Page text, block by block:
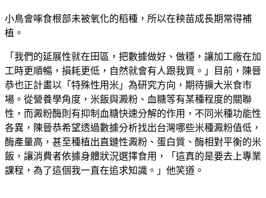
小鳥會啄食根部未被氧化的稻種，所以在秧苗成長期常得補
植。
「我們的延展性就在田區，把數據做好、做穩，讓加工廠在加
工時更順暢，損耗更低，自然就會有人跟我買。」目前，陳晉
恭也正計畫以「特殊性用米」為研究方向，期待擴大米食市
場。從營養學角度，米飯與澱粉、血糖等有某種程度的關聯
性，而澱粉酶則有抑制血糖快速分解的作用，不同米種功能性
各異，陳晉恭希望透過數據分析找出台灣哪些米種澱粉值低，
酶產量高，甚至種植出直鏈性澱粉、蛋白質、酶相對平衡的米
飯，讓消費者依據身體狀況選擇食用，「這真的是要去上專業
課程，為了這個我一直在追求知識。」他笑道。